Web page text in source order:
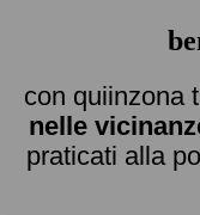
con quiinzona
nelle
praticati alla